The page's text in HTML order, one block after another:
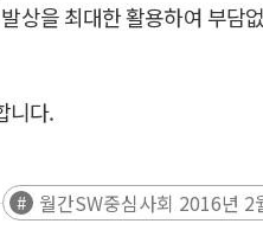
상을 최대한 활용하여 부
니다.
월간SW중심사회 2016년 2